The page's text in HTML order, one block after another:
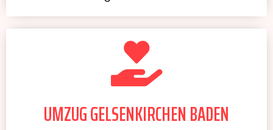
UMZUG GELSENKIRCHEN BADEN